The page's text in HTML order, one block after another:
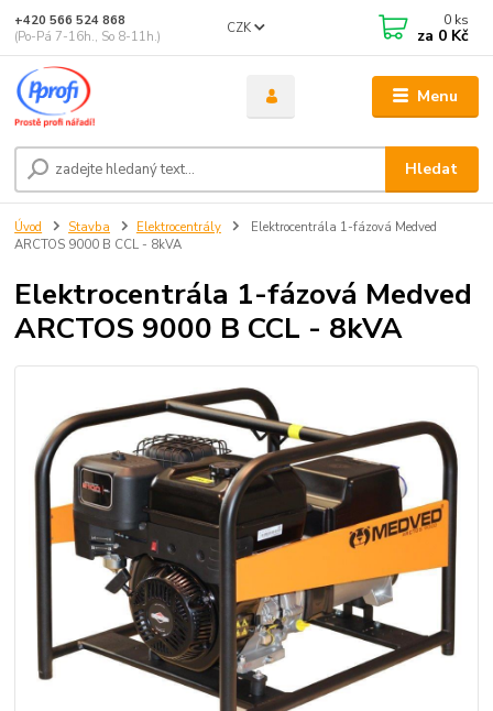
Menu
CZK
Hledat
+420 566 524 868
(Po-Pá 7-16h., So 8-11h.)
0 ks
za 0 Kč
Úvod Stavba Elektrocentrály
Elektrocentrála 1-fázová Medved
ARCTOS 9000 B CCL - 8kVA
Elektrocentrála 1-fázová Medved
ARCTOS 9000 B CCL - 8kVA